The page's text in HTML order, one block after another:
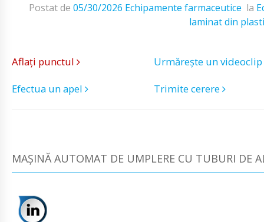
Postat de 05/30/2026 Echipamente farmaceutice la
laminat din
Aflați punctul
Urmărește un videoclip
Efectua un apel
Trimite cerere
MAȘINĂ AUTOMAT DE UMPLERE CU TUBURI DE